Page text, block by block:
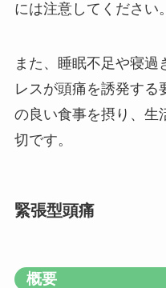
には注意してください。
また、睡眠不足や寝過
レスが頭痛を誘発する
の良い食事を摂り、生
切です。
緊張型頭痛
概要